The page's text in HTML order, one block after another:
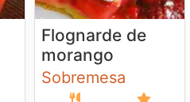
Flognarde de
morango
Sobremesa